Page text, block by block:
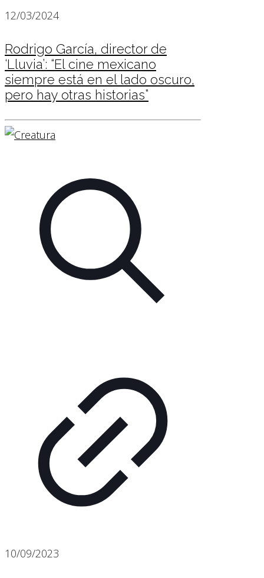
12/03/2024
Rodrigo García, director de
‘Lluvia’: “El cine mexicano
siempre está en el lado oscuro,
pero hay otras historias”
10/09/2023